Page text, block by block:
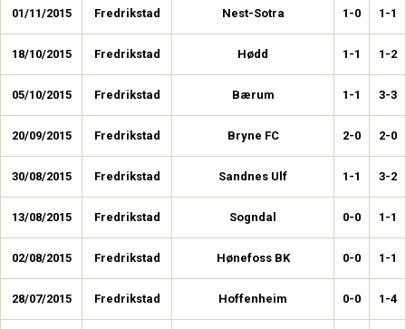
01/11/2015 Fredrikstad Nest-Sotra 1-0 1-1
18/10/2015 Fredrikstad Hødd 1-1 1-2
05/10/2015 Fredrikstad Bærum 1-1 3-3
20/09/2015 Fredrikstad Bryne FC 2-0 2-0
30/08/2015 Fredrikstad Sandnes Ulf 1-1 3-2
13/08/2015 Fredrikstad Sogndal 0-0 1-1
02/08/2015 Fredrikstad Hønefoss BK 0-0 1-1
28/07/2015 Fredrikstad Hoffenheim 0-0 1-4